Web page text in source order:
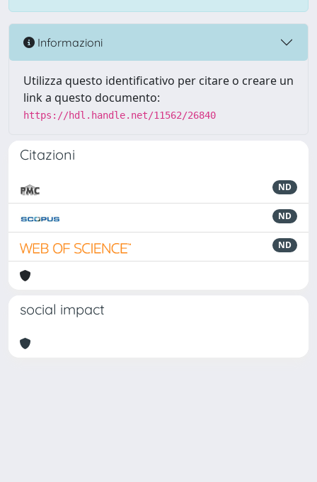
Informazioni
Utilizza questo identificativo per citare o creare un
link a questo documento:
https://hdl.handle.net/11562/26840
Citazioni
ND
ND
ND
social impact